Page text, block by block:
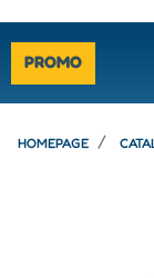
PROMO
HOMEPAGE